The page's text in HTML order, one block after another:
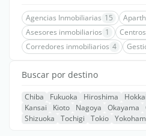
Agencias Inmobiliarias 15
Asesores inmobiliarios 1
Corredores inmobiliarios 4
Buscar por destino
Chiba Fukuoka Hiroshima
Kansai
Kioto Nagoya Okayama
Shizuoka
Tochigi Tokio